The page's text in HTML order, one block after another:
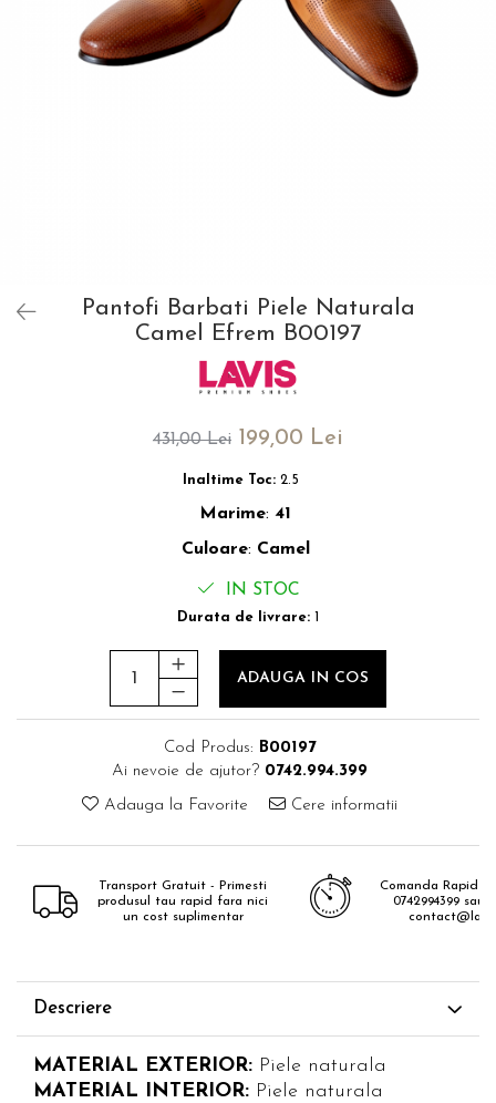
Pantofi Barbati Piele Naturala
Camel Efrem B00197
431,00 Lei 199,00 Lei
Inaltime Toc: 2.5
Marime: 41
Culoare: Camel
IN STOC
Durata de livrare: 1
ADAUGA IN COS
Cod Produs: B00197
Ai nevoie de ajutor? 0742.994.399
Adauga la Favorite Cere informatii
Transport Gratuit - Primesti
produsul tau rapid fara nici
un cost suplimentar
Comanda Rapid -
0742994399 sau
Descriere
MATERIAL EXTERIOR: Piele naturala
MATERIAL INTERIOR: Piele naturala